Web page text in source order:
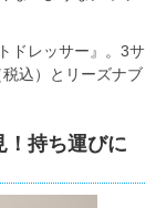
ドレッサー』。3サ
込）とリーズナブ
！持ち運びに